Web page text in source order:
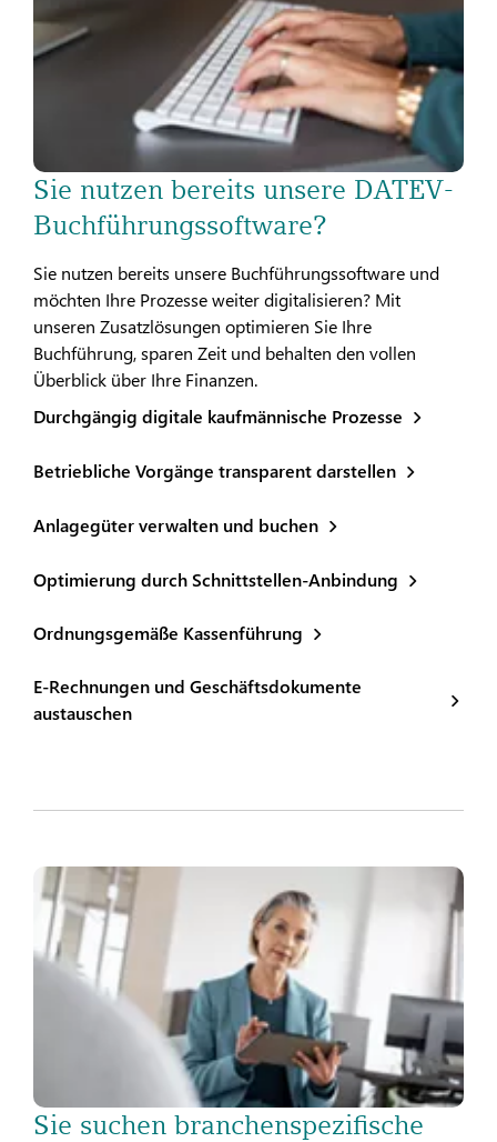
Sie nutzen bereits unsere DATEV-
Buchführungssoftware?
Sie nutzen bereits unsere Buchführungssoftware und
möchten Ihre Prozesse weiter digitalisieren? Mit
unseren Zusatzlösungen optimieren Sie Ihre
Buchführung, sparen Zeit und behalten den vollen
Überblick über Ihre Finanzen.
Durchgängig digitale kaufmännische Prozesse
Betriebliche Vorgänge transparent darstellen
Anlagegüter verwalten und buchen
Optimierung durch Schnittstellen-Anbindung
Ordnungsgemäße Kassenführung
E-Rechnungen und Geschäftsdokumente
austauschen
Sie suchen branchenspezifische